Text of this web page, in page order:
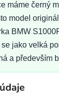
máme černý
model
BMW
jako velká
a především